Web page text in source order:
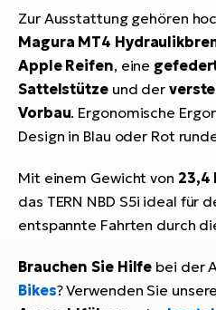
Zur Ausstattung gehören
Magura MT4
Apple Reifen, eine
Sattelstützeund der
Vorbau. Ergonomische
Design in Blau oder Rot
Mit einem Gewicht von 23,4
das TERN NBD S5i ideal für
entspannte Fahrten durch
Brauchen Sie Hilfe bei der
Bikes? Verwenden Sie